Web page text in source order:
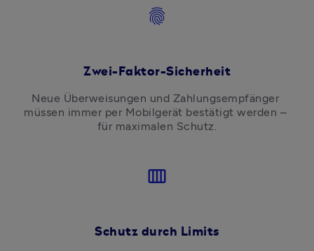
fingerprint
Zwei-Faktor-Sicherheit
Neue Überweisungen und Zahlungsempfänger
müssen immer per Mobilgerät bestätigt werden –
für maximalen Schutz.
calendar_view_week
Schutz durch Limits